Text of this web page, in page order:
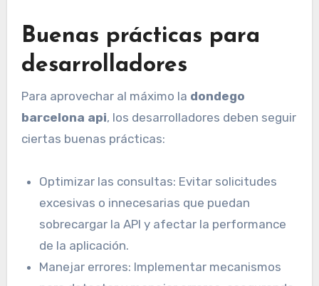
Buenas prácticas para
desarrolladores
Para aprovechar al máximo la dondego
barcelona api, los desarrolladores deben seguir
ciertas buenas prácticas:
Optimizar las consultas: Evitar solicitudes
excesivas o innecesarias que puedan
sobrecargar la API y afectar la performance
de la aplicación.
Manejar errores: Implementar mecanismos